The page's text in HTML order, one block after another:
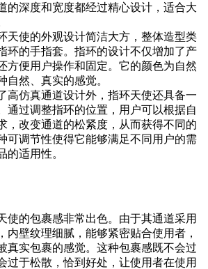
的深度和宽度都经过精心设计，适合大
天使的外观设计简洁大方，整体造型类
环的手指套。指环的设计不仅增加了产
方便用户操作和固定。它的颜色为自然
自然、真实的感觉。
高仿真通道设计外，指环天使还具备一
通过调整指环的位置，用户可以根据自
，改变通道的松紧度，从而获得不同的
可调节性使得它能够满足不同用户的需
的适用性。
使的包裹感非常出色。由于其通道采用
内壁纹理细腻，能够紧密贴合使用者，
真实包裹的感觉。这种包裹感既不会过
过于松散，恰到好处，让使用者在使用